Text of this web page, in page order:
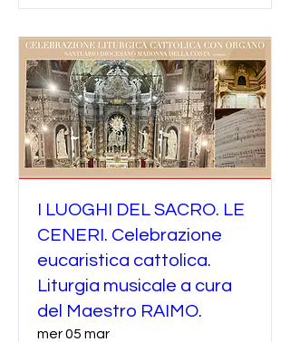
I LUOGHI DEL SACRO. LE
CENERI. Celebrazione
eucaristica cattolica.
Liturgia musicale a cura
del Maestro RAIMO.
mer 05 mar